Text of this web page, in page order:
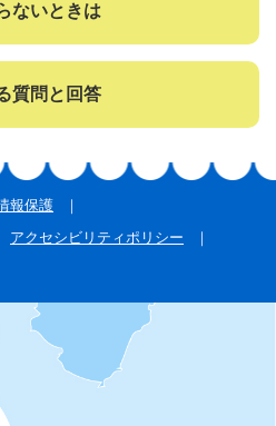
ないときは
質問と回答
報保護
アクセシビリティポリシー